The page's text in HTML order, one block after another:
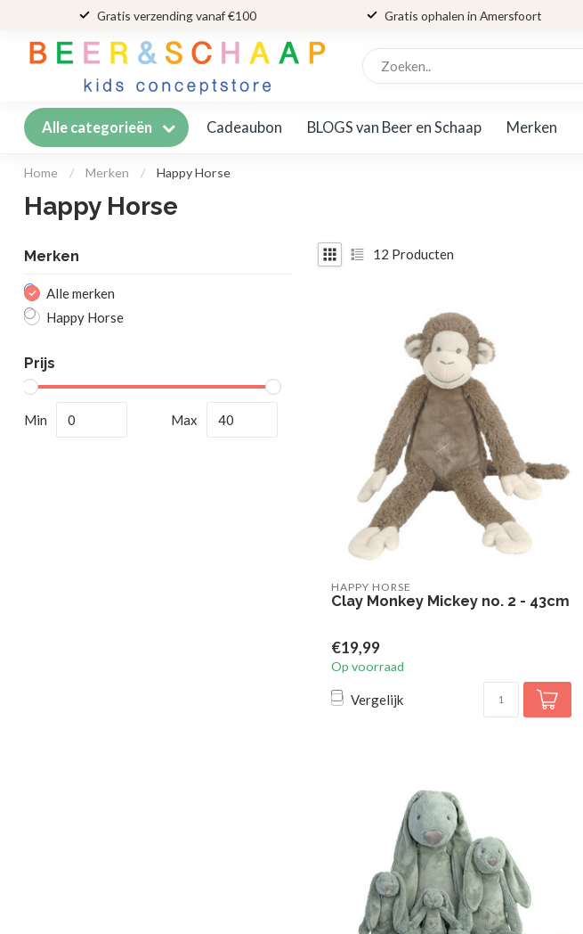
Gratis verzending vanaf €100 Gratis ophalen in Amersfoort
Alle categorieën Cadeaubon BLOGS van Beer en Schaap Merken
Home / Merken / Happy Horse
Happy Horse
Merken
Alle merken
Happy Horse
Prijs
Min Max
12 Producten
HAPPY HORSE
Clay Monkey Mickey no. 2 - 43cm
€19,99
Op voorraad
Vergelijk